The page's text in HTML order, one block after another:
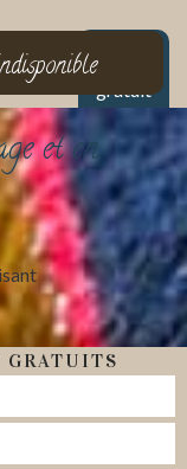
Devis
gratuit
et en